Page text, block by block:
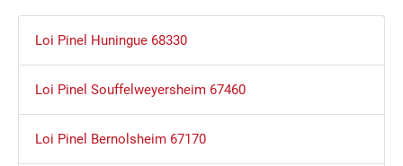
Loi Pinel Huningue 68330
Loi Pinel Souffelweyersheim 67460
Loi Pinel Bernolsheim 67170